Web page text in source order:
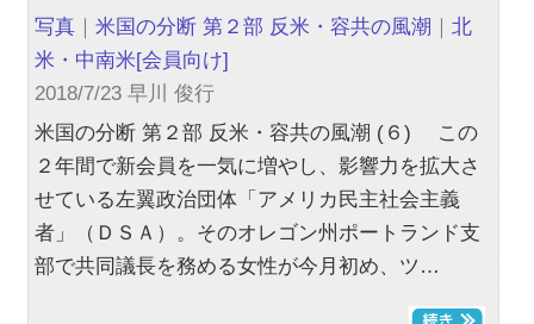
写真 ｜米国の分断 第２部 反米・容共の風潮 ｜北
米・中南米[会員向け]
2018/7/23 早川 俊行
米国の分断 第２部 反米・容共の風潮 (６) この
２年間で新会員を一気に増やし、影響力を拡大さ
せている左翼政治団体「アメリカ民主社会主義
者」（ＤＳＡ）。そのオレゴン州ポートランド支
部で共同議長を務める女性が今月初め、ツ…